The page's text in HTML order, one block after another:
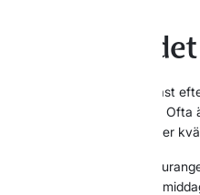
Glöm inte
Det som många minns bäst
eller en specifik aktivitet. Ofta
lunchen mitt på dagen eller
Idre Himmelfjäll har
samlingspunkt för lunch,